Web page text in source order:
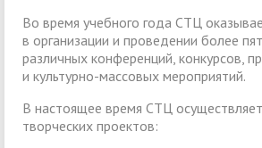
Во время учебного года СТЦ
в организации и проведении более
различных конференций, конкурсов,
и культурно-массовых мероприятий.
В настоящее время СТЦ
творческих проектов: